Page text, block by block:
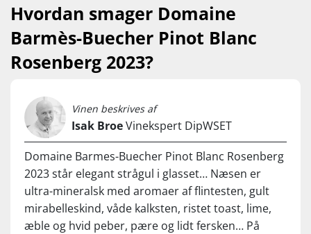
Hvordan smager Domaine
Barmès-Buecher Pinot Blanc
Rosenberg 2023?
Vinen beskrives af
Isak BroeVinekspert DipWSET
Domaine Barmes-Buecher Pinot Blanc Rosenberg
2023 står elegant strågul i glasset… Næsen er
ultra-mineralsk med aromaer af flintesten, gult
mirabelleskind, våde kalksten, ristet toast, lime,
æble og hvid peber, pære og lidt fersken… På